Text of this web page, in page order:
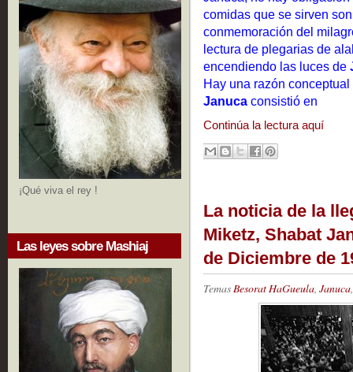
¡Qué viva el rey !
Las leyes sobre Mashiaj
comidas que se sirven
conmemoración del
lectura de plegarias de
encendiendo las luces de
Hay una razón
Januca consistió en
Continúa la lectura aquí
La noticia de la
Miketz, Shabat
de Diciembre de
TemasBesorat HaGueula, Januca